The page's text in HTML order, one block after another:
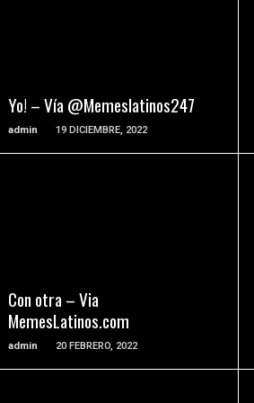
Yo! – Vía @Memeslatinos247
admin 19 DICIEMBRE, 2022
Con otra – Via
MemesLatinos.com
admin 20 FEBRERO, 2022